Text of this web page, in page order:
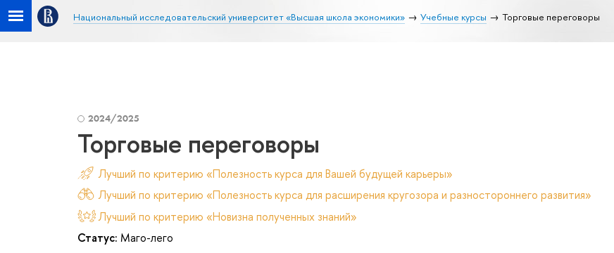
Национальный исследовательский университет «Высшая школа экономики» Учебные курсы Торговые переговоры
2024/2025
Торговые переговоры
Лучший по критерию «Полезность курса для Вашей будущей карьеры»
Лучший по критерию «Полезность курса для расширения кругозора и разностороннего развития»
Лучший по критерию «Новизна полученных знаний»
Статус: Маго-лего